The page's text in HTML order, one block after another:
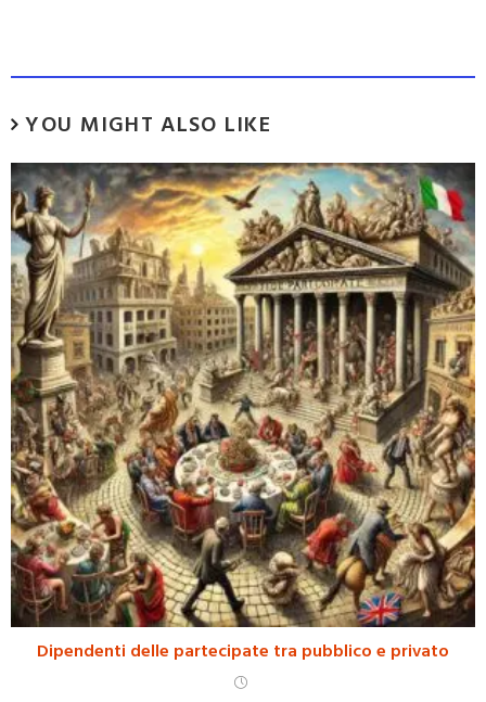
YOU MIGHT ALSO LIKE
Dipendenti delle partecipate tra pubblico e privato